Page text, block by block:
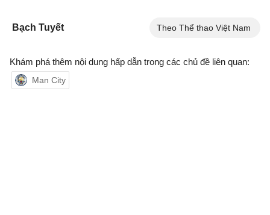
Bạch Tuyết Theo Thể thao Việt Nam
Khám phá thêm nội dung hấp dẫn trong các chủ đề liên quan:
Man City